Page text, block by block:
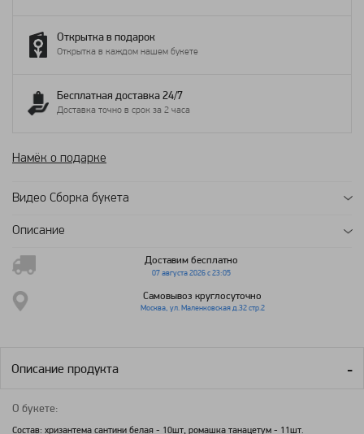
Открытка в подарок
Открытка в каждом нашем букете
Бесплатная доставка 24/7
Доставка точно в срок за 2 часа
Намёк о подарке
Видео Сборка букета
Описание
Доставим бесплатно
07 августа 2026 с 23:05
Самовывоз круглосуточно
Москва, ул. Маленковская д.32 стр.2
Описание продукта
О букете:
Состав: хризантема сантини белая - 10шт, ромашка танацетум - 11шт.